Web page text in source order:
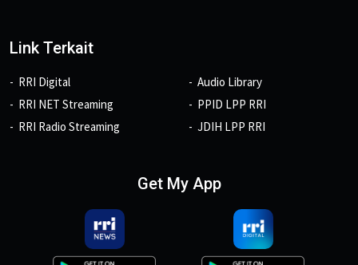
Link Terkait
RRI Digital
RRI NET Streaming
RRI Radio Streaming
Audio Library
PPID LPP RRI
JDIH LPP RRI
Get My App